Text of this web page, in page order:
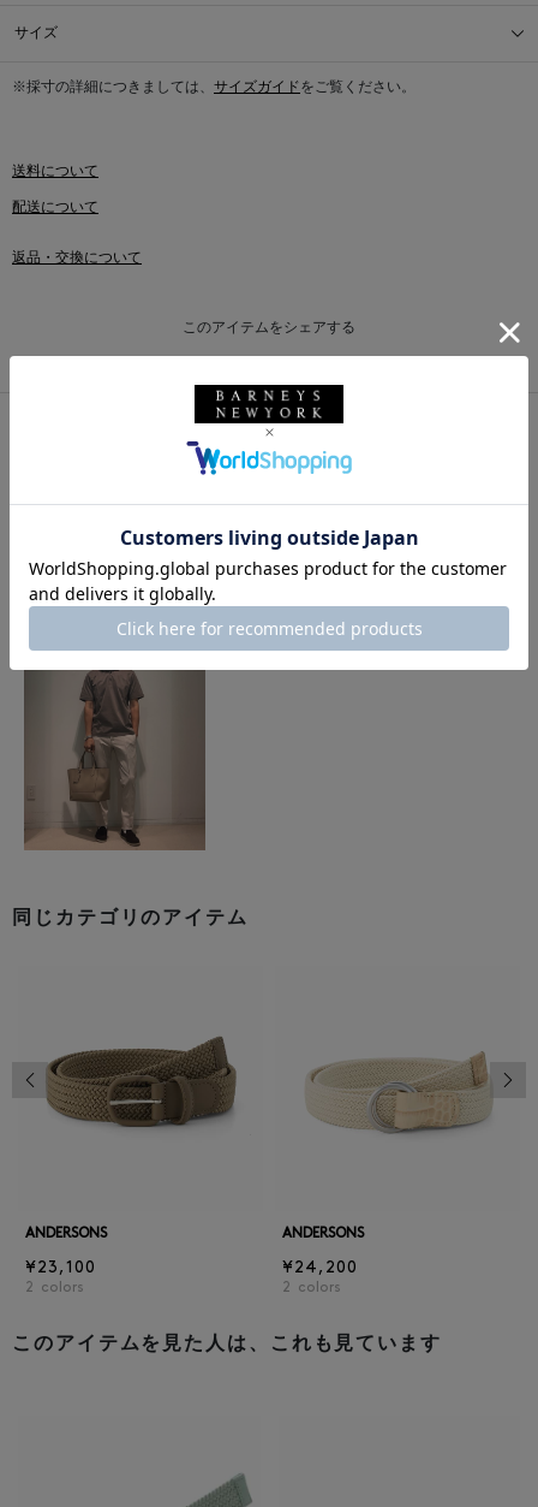
サイズ
※採寸の詳細につきましては、 サイズガイドをご覧ください。
送料について
配送について
返品・交換について
このアイテムをシェアする
このアイテムを使用したスタイリング
同じカテゴリのアイテム
ANDERSONS
¥23,100
2 colors
ANDERSONS
¥24,200
2 colors
前の画像
このアイテムを見た人は、これも見ています